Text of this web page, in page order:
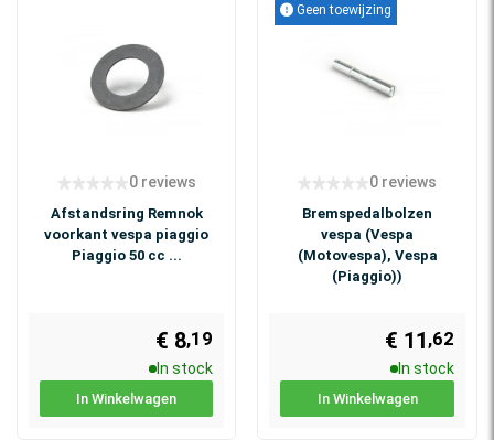
0 reviews
Afstandsring Remnok
voorkant vespa piaggio
Piaggio 50 cc ...
€ 8,19
In stock
In Winkelwagen
Geen toewijzing
0 reviews
Bremspedalbolzen
vespa (Vespa
(Motovespa), Vespa
(Piaggio))
€ 11 ,62
In stock
In Winkelwagen